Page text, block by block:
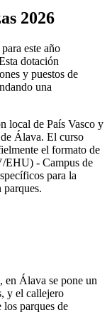
2026
este año
dotación
y puestos de
una
local de País Vasco y
Álava. El curso
el formato de
EHU) - Campus de
para la
en Álava se pone un
y el callejero
parques de